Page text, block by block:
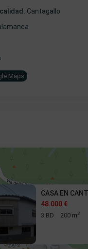
Cantagallo
Maps
48.000 €
CASA EN
48.000 €
3 BD 200 m2